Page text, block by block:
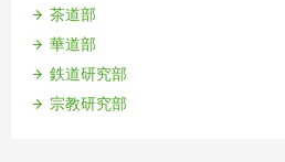
茶道部
華道部
鉄道研究部
宗教研究部